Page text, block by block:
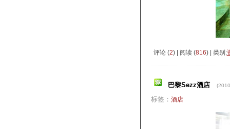
评论 (2) | 阅读 (816) | 类别:
巴黎Sezz酒店
标签： 酒店